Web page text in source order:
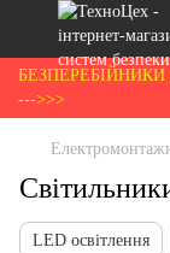
--->>>
LED освітлення